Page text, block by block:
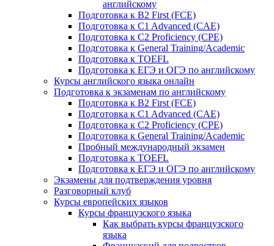
английскому
Подготовка к B2 First (FCE)
Подготовка к C1 Advanced (CAE)
Подготовка к C2 Proficiency (CPE)
Подготовка к General Training/Academic
Подготовка к TOEFL
Подготовка к ЕГЭ и ОГЭ по английскому
Курсы английского языка онлайн
Подготовка к экзаменам по английскому
Подготовка к B2 First (FCE)
Подготовка к C1 Advanced (CAE)
Подготовка к C2 Proficiency (CPE)
Подготовка к General Training/Academic
Пробный международный экзамен
Подготовка к TOEFL
Подготовка к ЕГЭ и ОГЭ по английскому
Экзамены для подтверждения уровня
Разговорный клуб
Курсы европейских языков
Курсы французского языка
Как выбрать курсы французского
языка